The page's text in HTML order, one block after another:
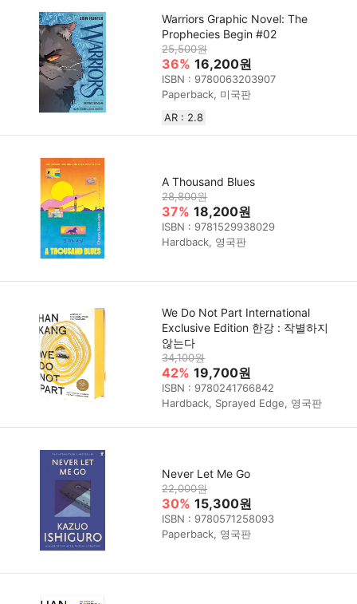
Warriors Graphic Novel: The
Prophecies Begin #02
25,500원
36% 16,200원
ISBN : 9780063203907
Paperback, 미국판
AR : 2.8
A Thousand Blues
28,800원
37% 18,200원
ISBN : 9781529938029
Hardback, 영국판
We Do Not Part International
Exclusive Edition 한강 : 작별하지
않는다
34,100원
42% 19,700원
ISBN : 9780241766842
Hardback, Sprayed Edge, 영국판
Never Let Me Go
22,000원
30% 15,300원
ISBN : 9780571258093
Paperback, 영국판